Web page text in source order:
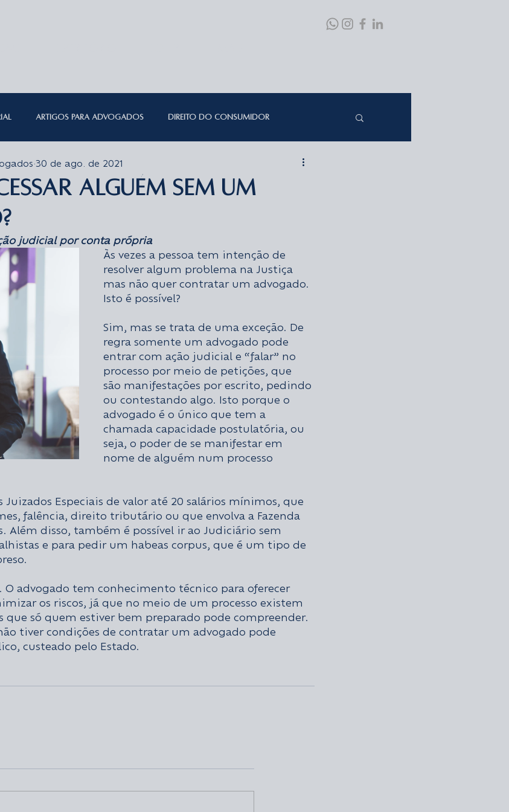
ARTIGOS PARA ADVOGADOS DIREITO DO CONSUMIDOR
DIREITO TRABALHISTA
alguém sem um
30 de ago. de 2021
judicial por conta própria
Às vezes a pessoa tem intenção de
resolver algum problema na Justiça
mas não quer contratar um advogado.
Isto é possível?
Sim, mas se trata de uma exceção. De
regra somente um advogado pode
entrar com ação judicial e “falar” no
processo por meio de petições, que
são manifestações por escrito, pedindo
ou contestando algo. Isto porque o
advogado é o único que tem a
chamada capacidade postulatória, ou
seja, o poder de se manifestar em
nome de alguém num processo
Juizados Especiais de valor até 20 salários mínimos, que
falência, direito tributário ou que envolva a Fazenda
Além disso, também é possível ir ao Judiciário sem
e para pedir um habeas corpus, que é um tipo de
O advogado tem conhecimento técnico para oferecer
os riscos, já que no meio de um processo existem
só quem estiver bem preparado pode compreender.
tiver condições de contratar um advogado pode
custeado pelo Estado.